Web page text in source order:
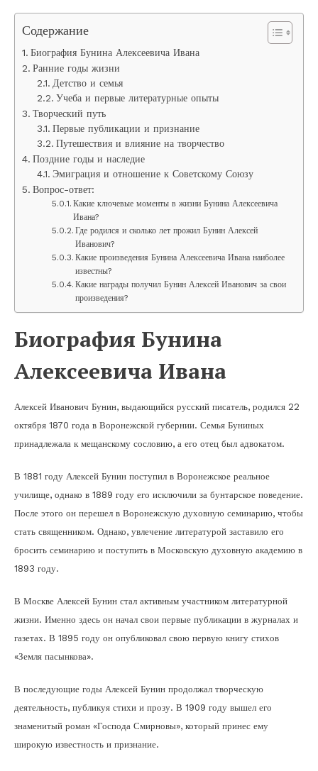
Содержание
Биография Бунина Алексеевича Ивана
Ранние годы жизни
Детство и семья
Учеба и первые литературные опыты
Творческий путь
Первые публикации и признание
Путешествия и влияние на творчество
Поздние годы и наследие
Эмиграция и отношение к Советскому Союзу
Вопрос-ответ:
Какие ключевые моменты в жизни Бунина Алексеевича
Ивана?
Где родился и сколько лет прожил Бунин Алексей
Иванович?
Какие произведения Бунина Алексеевича Ивана наиболее
известны?
Какие награды получил Бунин Алексей Иванович за свои
произведения?
Биография Бунина
Алексеевича Ивана
Алексей Иванович Бунин, выдающийся русский писатель, родился 22
октября 1870 года в Воронежской губернии. Семья Буниных
принадлежала к мещанскому сословию, а его отец был адвокатом.
В 1881 году Алексей Бунин поступил в Воронежское реальное
училище, однако в 1889 году его исключили за бунтарское поведение.
После этого он перешел в Воронежскую духовную семинарию, чтобы
стать священником. Однако, увлечение литературой заставило его
бросить семинарию и поступить в Московскую духовную академию в
1893 году.
В Москве Алексей Бунин стал активным участником литературной
жизни. Именно здесь он начал свои первые публикации в журналах и
газетах. В 1895 году он опубликовал свою первую книгу стихов
«Земля пасынкова».
В последующие годы Алексей Бунин продолжал творческую
деятельность, публикуя стихи и прозу. В 1909 году вышел его
знаменитый роман «Господа Смирновы», который принес ему
широкую известность и признание.